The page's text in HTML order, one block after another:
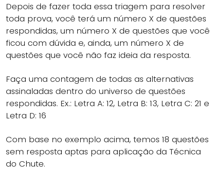
Depois de fazer toda essa triagem para resolver
toda prova, você terá um número X de questões
respondidas, um número X de questões que você
ficou com dúvida e, ainda, um número X de
questões que você não faz ideia da resposta.
Faça uma contagem de todas as alternativas
assinaladas dentro do universo de questões
respondidas. Ex.: Letra A: 12, Letra B: 13, Letra C: 21 e
Letra D: 16
Com base no exemplo acima, temos 18 questões
sem resposta aptas para aplicação da Técnica
do Chute.